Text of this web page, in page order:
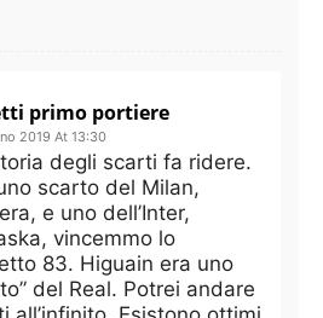
primo portiere
2019 At 13:30
degli scarti fa ridere.
scarto del Milan,
e uno dell’Inter,
vincemmo lo
83. Higuain era uno
del Real. Potrei andare